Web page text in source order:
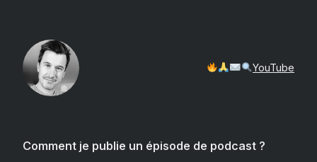
contenu
YouTube
Comment je publie un épisode de podcast ?